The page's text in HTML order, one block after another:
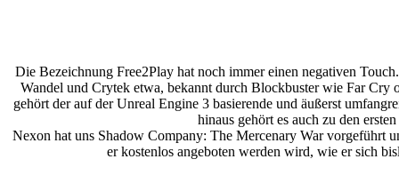
Die Bezeichnung Free2Play hat noch immer einen negativen
Wandel und Crytek etwa, bekannt durch Blockbuster wie Far Cry
gehört der auf der Unreal Engine 3 basierende und äußerst
hinaus gehört es auch zu den
Nexon hat uns Shadow Company: The Mercenary War vorgeführt
er kostenlos angeboten werden wird, wie er sich